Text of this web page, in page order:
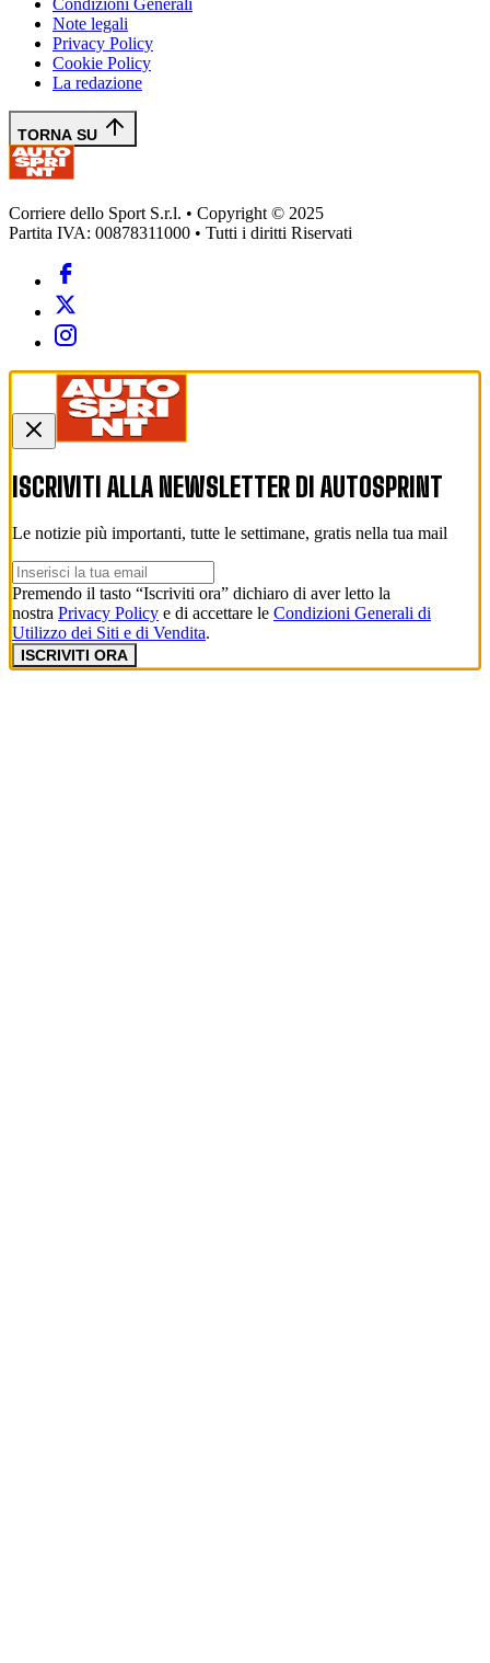
Condizioni Generali
Note legali
Privacy Policy
Cookie Policy
La redazione
TORNA SU
Corriere dello Sport S.r.l. • Copyright © 2025
Partita IVA: 00878311000 • Tutti i diritti Riservati
ISCRIVITI ALLA NEWSLETTER DI AUTOSPRINT
Le notizie più importanti, tutte le settimane, gratis nella tua mail
Premendo il tasto “Iscriviti ora” dichiaro di aver letto la
nostra Privacy Policy e di accettare le Condizioni Generali di
Utilizzo dei Siti e di Vendita.
ISCRIVITI ORA